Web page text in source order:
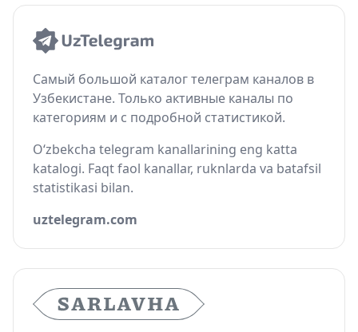
Самый большой каталог телеграм каналов в
Узбекистане. Только активные каналы по
категориям и с подробной статистикой.
O‘zbekcha telegram kanallarining eng katta
katalogi. Faqt faol kanallar, ruknlarda va batafsil
statistikasi bilan.
uztelegram.com